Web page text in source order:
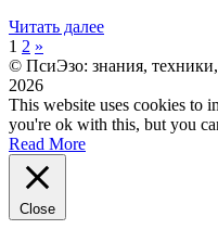
Читать далее
Пагинация
записей
1 2 Следующие
записи
»
© ПсиЭзо: знания,
2026
This website uses cookies to
you're ok with this, but you
Read More
Close